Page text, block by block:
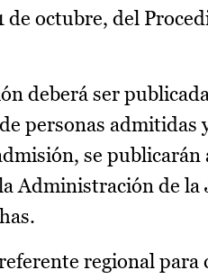
de octubre, del
deberá ser
personas admitidas
se
Administración de
regional